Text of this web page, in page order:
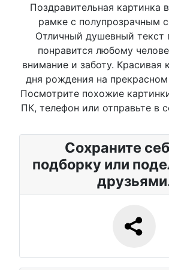
Поздравительная картинка
рамке с полупрозрачным
Отличный душевный текст
понравится любому
внимание и заботу. Красивая
дня рождения на
Посмотрите похожие
ПК, телефон или отправьте в
Сохраните
подборку или